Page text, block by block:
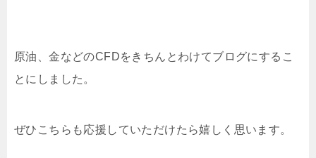
原油、金などのCFDをきちんとわけてブログにするこ
とにしました。
ぜひこちらも応援していただけたら嬉しく思います。